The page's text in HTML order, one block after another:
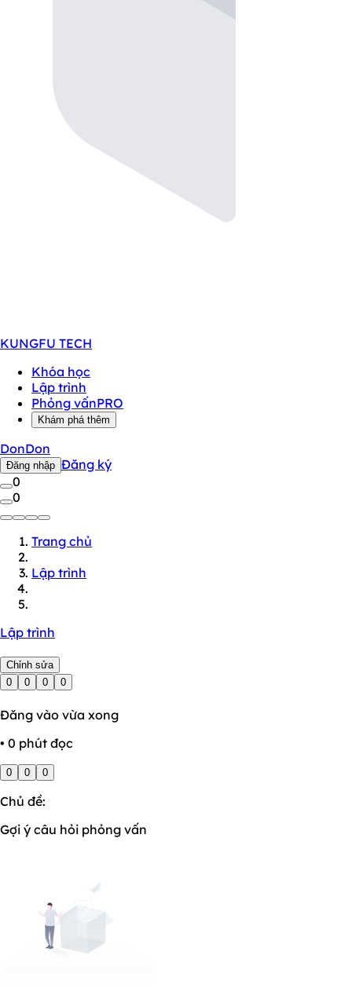
KUNGFU TECH
Khóa học
Lập trình
Phỏng vấnPRO
Khám phá thêm
DonDon
Đăng nhập Đăng ký
0
0
Trang chủ
Lập trình
Lập trình
Chỉnh sửa
0
0 0 0
Đăng vào vừa xong
• 0 phút đọc
0 0 0
Chủ đề:
Gợi ý câu hỏi phỏng vấn